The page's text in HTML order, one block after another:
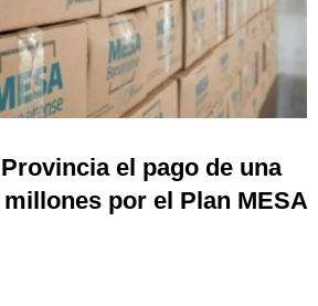
el pago de una
millones por el Plan MESA